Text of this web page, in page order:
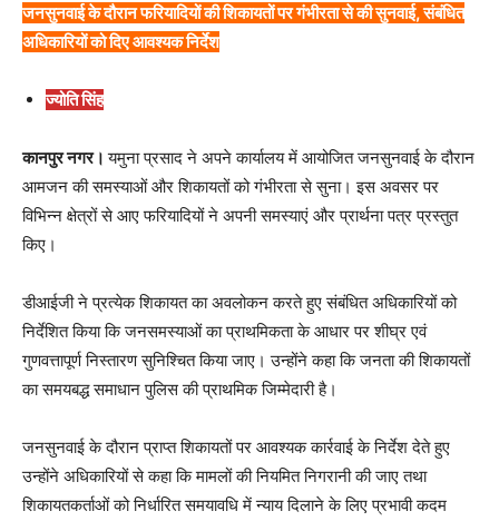
जनसुनवाई के दौरान फरियादियों की शिकायतों पर गंभीरता से की सुनवाई, संबंधित
अधिकारियों को दिए आवश्यक निर्देश
ज्योति सिंह
कानपुर नगर।यमुना प्रसाद ने अपने कार्यालय में आयोजित जनसुनवाई के दौरान
आमजन की समस्याओं और शिकायतों को गंभीरता से सुना। इस अवसर पर
विभिन्न क्षेत्रों से आए फरियादियों ने अपनी समस्याएं और प्रार्थना पत्र प्रस्तुत
किए।
डीआईजी ने प्रत्येक शिकायत का अवलोकन करते हुए संबंधित अधिकारियों को
निर्देशित किया कि जनसमस्याओं का प्राथमिकता के आधार पर शीघ्र एवं
गुणवत्तापूर्ण निस्तारण सुनिश्चित किया जाए। उन्होंने कहा कि जनता की शिकायतों
का समयबद्ध समाधान पुलिस की प्राथमिक जिम्मेदारी है।
जनसुनवाई के दौरान प्राप्त शिकायतों पर आवश्यक कार्रवाई के निर्देश देते हुए
उन्होंने अधिकारियों से कहा कि मामलों की नियमित निगरानी की जाए तथा
शिकायतकर्ताओं को निर्धारित समयावधि में न्याय दिलाने के लिए प्रभावी कदम